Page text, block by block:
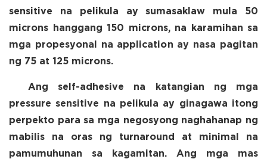
sensitive na pelikula ay sumasaklaw mula 50
microns hanggang 150 microns, na karamihan sa
mga propesyonal na application ay nasa pagitan
ng 75 at 125 microns.
Ang self-adhesive na katangian ng mga
pressure sensitive na pelikula ay ginagawa itong
perpekto para sa mga negosyong naghahanap ng
mabilis na oras ng turnaround at minimal na
pamumuhunan sa kagamitan. Ang mga mas